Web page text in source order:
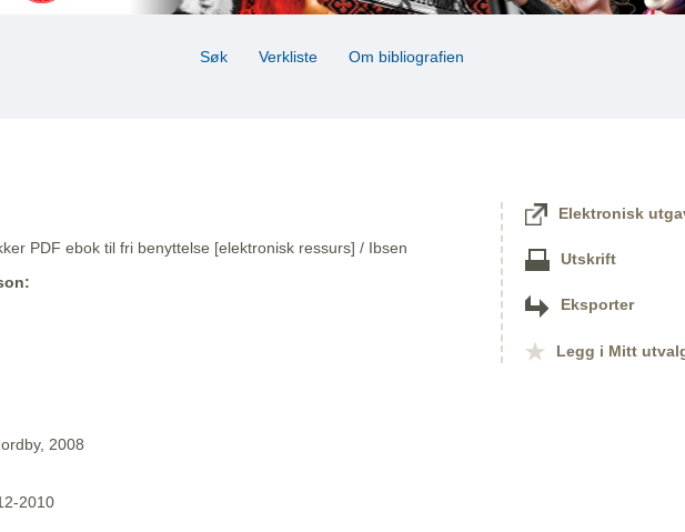
Søk Verkliste Om bibliografien
PDF ebok til fri benyttelse [elektronisk ressurs] / Ibsen
2008
2010
Elektronisk
Utskrift
Eksporter
Legg i Mitt